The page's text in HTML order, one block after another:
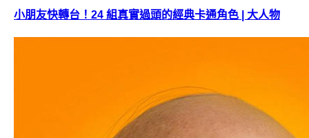
小朋友快轉台！24 組真實過頭的經典卡通角色 | 大人物